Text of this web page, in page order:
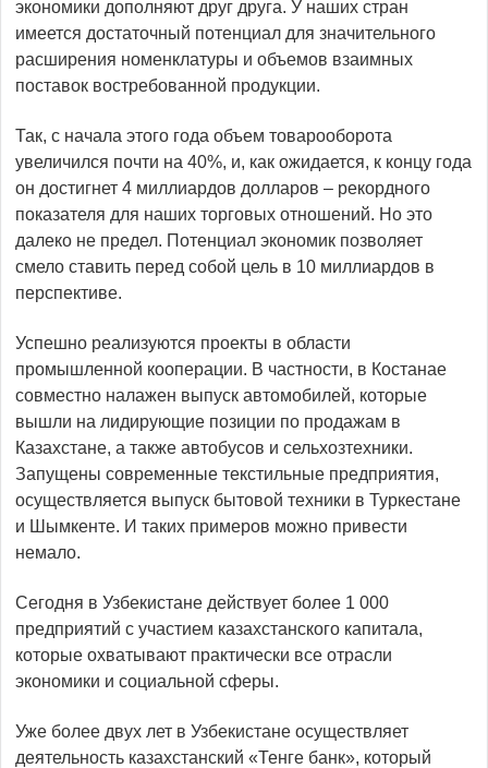
экономики дополняют друг друга. У наших стран
имеется дос­таточный потенциал для значительного
расширения номенклатуры и объемов взаимных
поставок вост­ребованной продукции.
Так, с начала этого года объем товарооборота
увеличился почти на 40%, и, как ожидается, к концу года
он достигнет 4 миллиардов долларов – рекорд­ного
показателя для наших торговых отношений. Но это
далеко не предел. Потенциал экономик позволяет
смело ставить перед собой цель в 10 миллиардов в
перспективе.
Успешно реализуются проекты в облас­ти
промышленной кооперации. В частности, в Костанае
совместно налажен выпуск автомобилей, которые
вышли на лидирующие позиции по продажам в
Казахстане, а также автобусов и сельхозтехники.
Запущены современные текстильные предприятия,
осуществляется выпуск бытовой техники в Туркестане
и Шымкенте. И таких примеров можно привести
немало.
Сегодня в Узбекистане действует более 1 000
предприятий с участием казах­станского капитала,
которые охватывают прак­тически все отрасли
экономики и социальной сферы.
Уже более двух лет в Узбекистане осуществляет
деятельность казахстанский «Тенге банк», который